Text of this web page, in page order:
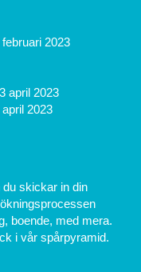
2023
april 2023
2023
du skickar in din
boende, med mera.
i vår spårpyramid.